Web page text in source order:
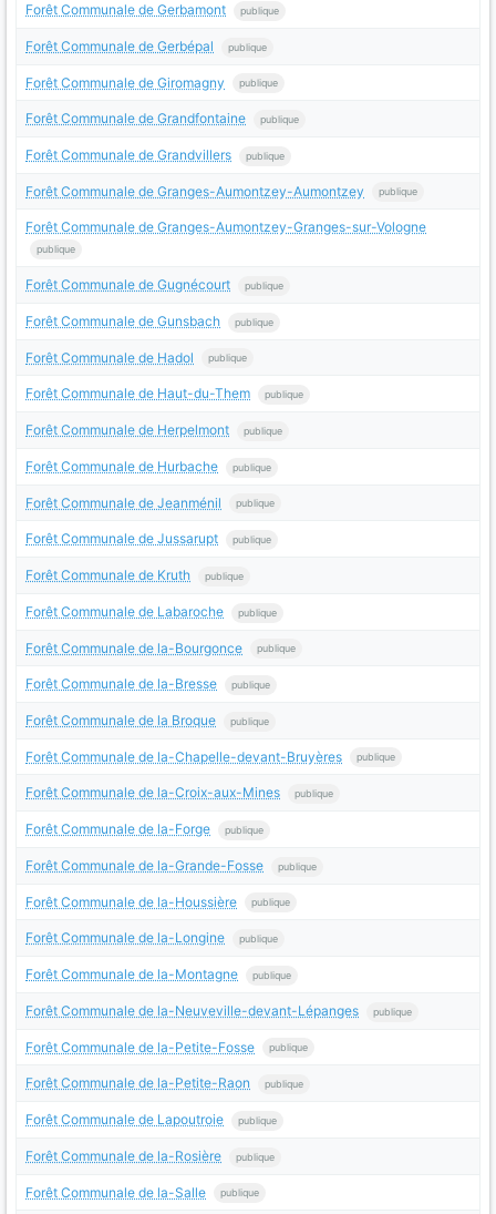
Forêt Communale de Gerbamont publique
Forêt Communale de Gerbépal publique
Forêt Communale de Giromagny publique
Forêt Communale de Grandfontaine publique
Forêt Communale de Grandvillers publique
Forêt Communale de Granges-Aumontzey-Aumontzey publique
Forêt Communale de Granges-Aumontzey-Granges-sur-Vologne
publique
Forêt Communale de Gugnécourt publique
Forêt Communale de Gunsbach publique
Forêt Communale de Hadol publique
Forêt Communale de Haut-du-Them publique
Forêt Communale de Herpelmont publique
Forêt Communale de Hurbache publique
Forêt Communale de Jeanménil publique
Forêt Communale de Jussarupt publique
Forêt Communale de Kruth publique
Forêt Communale de Labaroche publique
Forêt Communale de la-Bourgonce publique
Forêt Communale de la-Bresse publique
Forêt Communale de la Broque publique
Forêt Communale de la-Chapelle-devant-Bruyères publique
Forêt Communale de la-Croix-aux-Mines publique
Forêt Communale de la-Forge publique
Forêt Communale de la-Grande-Fosse publique
Forêt Communale de la-Houssière publique
Forêt Communale de la-Longine publique
Forêt Communale de la-Montagne publique
Forêt Communale de la-Neuveville-devant-Lépanges publique
Forêt Communale de la-Petite-Fosse publique
Forêt Communale de la-Petite-Raon publique
Forêt Communale de Lapoutroie publique
Forêt Communale de la-Rosière publique
Forêt Communale de la-Salle publique